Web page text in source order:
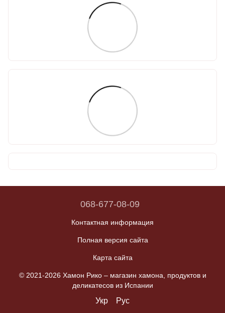
068-677-08-09
Контактная информация
Полная версия сайта
Карта сайта
© 2021-2026 Хамон Рико – магазин хамона, продуктов и
деликатесов из Испании
Укр Рус